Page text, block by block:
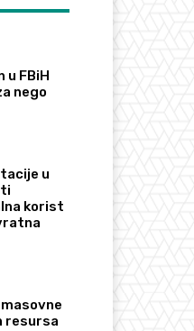
u FBiH
nego
u
korist
resursa